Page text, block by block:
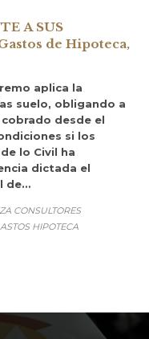
A SUS
de Hipoteca,
aplica la
suelo, obligando a
desde el
si los
lo Civil ha
dictada el
de…
CONSULTORES
HIPOTECA